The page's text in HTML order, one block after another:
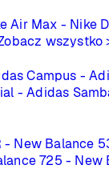
Air Max - Nike
wszystko
Campus -
- Adidas
- New Balance
725 - New